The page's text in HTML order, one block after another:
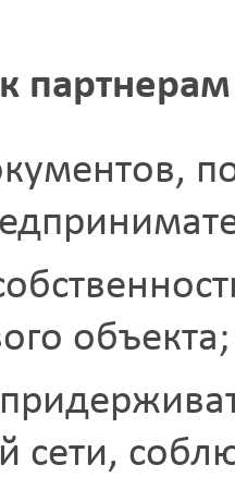
партнерам
объекта;
сети,